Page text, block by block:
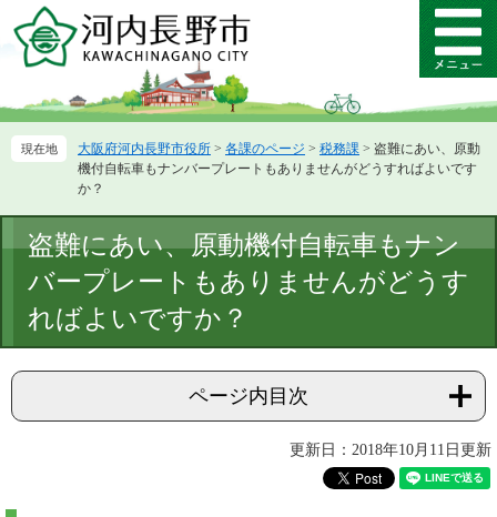
ー
先
ニ
を
本
文
メ
ニ
ー
大阪府河内長野市役所 > 各課のページ > 税務課 > 盗難にあい、原動
機付自転車もナンバープレートもありませんがどうすればよいです
か？
文
盗難にあい、原動機付自転車もナン
バープレートもありませんがどうす
ればよいですか？
ページ内目次
更新日：2018年10月11日更新